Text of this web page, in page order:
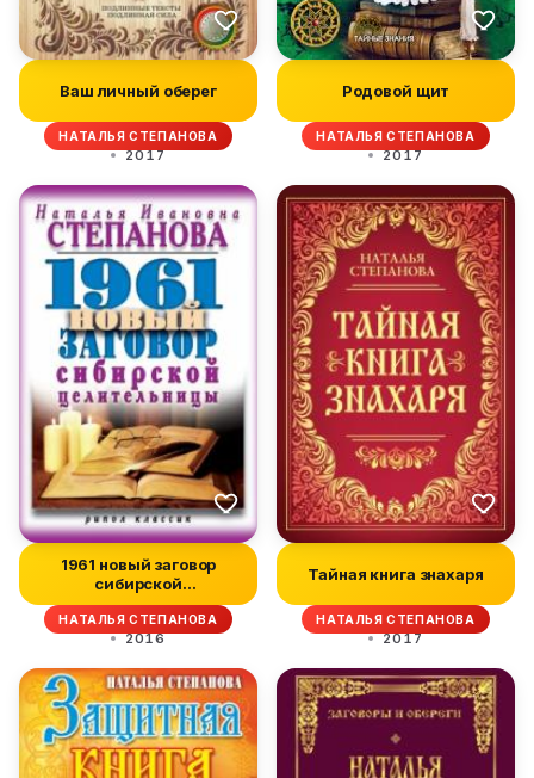
Ваш личный оберег
НАТАЛЬЯ СТЕПАНОВА
2017
Родовой щит
НАТАЛЬЯ СТЕПАНОВА
2017
1961 новый заговор
сибирской
целительницы
НАТАЛЬЯ СТЕПАНОВА
2016
Тайная книга знахаря
НАТАЛЬЯ СТЕПАНОВА
2017